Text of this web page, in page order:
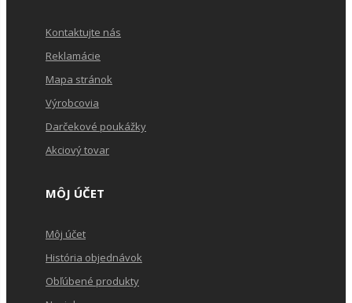
Kontaktujte nás
Reklamácie
Mapa stránok
Výrobcovia
Darčekové poukážky
Akciový tovar
MÔJ ÚČET
Môj účet
História objednávok
Obľúbené produkty